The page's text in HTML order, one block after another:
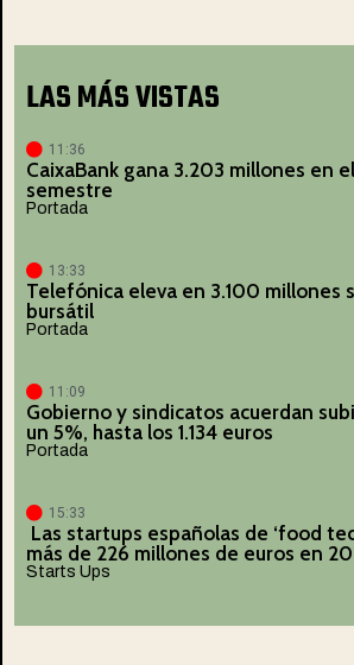
LAS MÁS VISTAS
11:36
CaixaBank gana 3.203 millones en
semestre
Portada
13:33
Telefónica eleva en 3.100 millones
bursátil
Portada
11:09
Gobierno y sindicatos acuerdan
un 5%, hasta los 1.134 euros
Portada
15:33
Las startups españolas de ‘food
más de 226 millones de euros en
Starts Ups